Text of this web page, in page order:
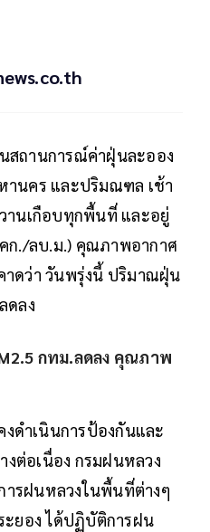
สถานการณ์ค่าฝุ่นละออง
านคร และปริมณฑล เช้า
านเกือบทุกพื้นที่ และอยู่
ก./ลบ.ม.) คุณภาพอากาศ
าดว่า วันพรุ่งนี้ ปริมาณฝุ่น
ดลง
ดำเนินการป้องกันและ
ต่อเนื่อง กรมฝนหลวง
รฝนหลวงในพื้นที่ต่างๆ
ะยอง ได้ปฏิบัติการฝน